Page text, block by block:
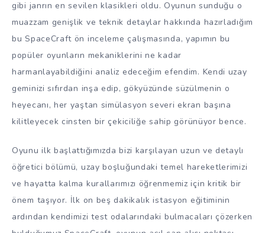
gibi janrın en sevilen klasikleri oldu. Oyunun sunduğu o
muazzam genişlik ve teknik detaylar hakkında hazırladığım
bu SpaceCraft ön inceleme çalışmasında, yapımın bu
popüler oyunların mekaniklerini ne kadar
harmanlayabildiğini analiz edeceğim efendim. Kendi uzay
geminizi sıfırdan inşa edip, gökyüzünde süzülmenin o
heyecanı, her yaştan simülasyon severi ekran başına
kilitleyecek cinsten bir çekiciliğe sahip görünüyor bence.
Oyunu ilk başlattığımızda bizi karşılayan uzun ve detaylı
öğretici bölümü, uzay boşluğundaki temel hareketlerimizi
ve hayatta kalma kurallarımızı öğrenmemiz için kritik bir
önem taşıyor. İlk on beş dakikalık istasyon eğitiminin
ardından kendimizi test odalarındaki bulmacaları çözerken